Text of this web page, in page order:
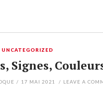
UNCATEGORIZED
Signes,
/ 17 MAI 2021 / LEAVE A